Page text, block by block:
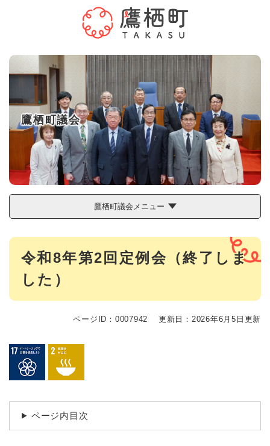
メニューを飛ばして本文へ
鷹栖町議会
鷹栖町議会メニュー
本
令和8年第2回定例会（終了しま
した）
ページID：0007942 更新日：2026年6月5日更新
ページ内目次